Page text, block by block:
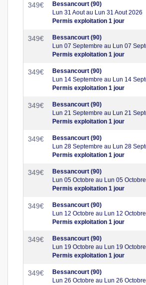
349€
Bessancourt (90)
Lun 31 Aout au Lun 31 Aout 2026
Permis exploitation 1 jour
349€
Bessancourt (90)
Lun 07 Septembre au Lun 07
Permis exploitation 1 jour
349€
Bessancourt (90)
Lun 14 Septembre au Lun 14
Permis exploitation 1 jour
349€
Bessancourt (90)
Lun 21 Septembre au Lun 21
Permis exploitation 1 jour
349€
Bessancourt (90)
Lun 28 Septembre au Lun 28
Permis exploitation 1 jour
349€
Bessancourt (90)
Lun 05 Octobre au Lun 05
Permis exploitation 1 jour
349€
Bessancourt (90)
Lun 12 Octobre au Lun 12
Permis exploitation 1 jour
349€
Bessancourt (90)
Lun 19 Octobre au Lun 19
Permis exploitation 1 jour
349€
Bessancourt (90)
Lun 26 Octobre au Lun 26